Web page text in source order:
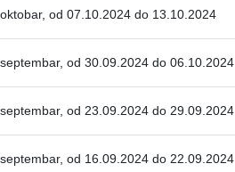
od 07.10.2024 do 13.10.2024
od 30.09.2024 do 06.10.2024
od 23.09.2024 do 29.09.2024
od 16.09.2024 do 22.09.2024